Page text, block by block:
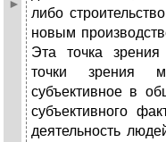
либо
новым
Эта точка
точки зрения
субъективное в
субъективного
деятельность